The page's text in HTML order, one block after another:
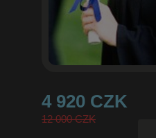
12 000 CZK
4 920 CZK